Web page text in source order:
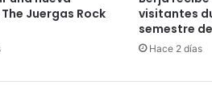
Juergas Rock
visitantes
semestre
Hace 2 días